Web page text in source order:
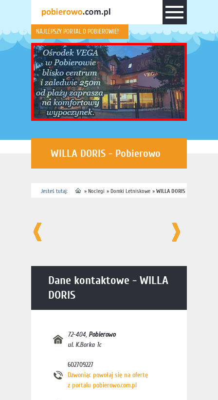
NAJLEPSZY PORTAL O POBIEROWIE!
WILLA DORIS - Pobierowo
Jesteś tutaj: » Noclegi » Domki Letniskowe » WILLA DORIS
Dane kontaktowe - WILLA
DORIS
72-404, Pobierowo
ul. K.Borka 1c
602709227
Dzwoniąc powołaj się na ofertę
z portalu pobierowo.com.pl